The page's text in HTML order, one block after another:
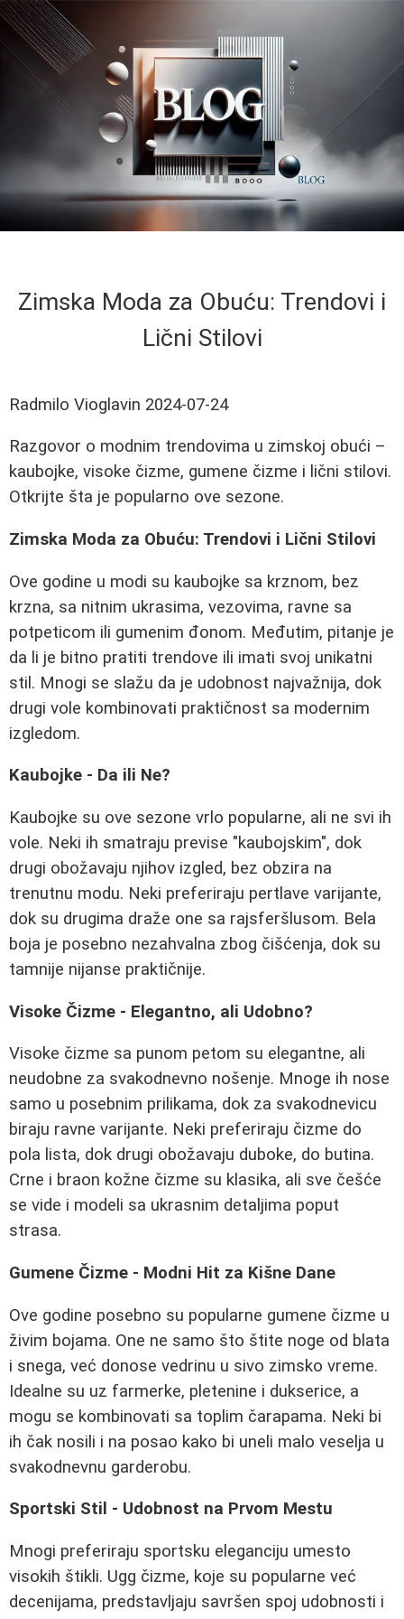
Zimska Moda za Obuću: Trendovi i
Lični Stilovi
Radmilo Vioglavin 2024-07-24
Razgovor o modnim trendovima u zimskoj obući –
kaubojke, visoke čizme, gumene čizme i lični stilovi.
Otkrijte šta je popularno ove sezone.
Zimska Moda za Obuću: Trendovi i Lični Stilovi
Ove godine u modi su kaubojke sa krznom, bez
krzna, sa nitnim ukrasima, vezovima, ravne sa
potpeticom ili gumenim đonom. Međutim, pitanje je
da li je bitno pratiti trendove ili imati svoj unikatni
stil. Mnogi se slažu da je udobnost najvažnija, dok
drugi vole kombinovati praktičnost sa modernim
izgledom.
Kaubojke - Da ili Ne?
Kaubojke su ove sezone vrlo popularne, ali ne svi ih
vole. Neki ih smatraju previse "kaubojskim", dok
drugi obožavaju njihov izgled, bez obzira na
trenutnu modu. Neki preferiraju pertlave varijante,
dok su drugima draže one sa rajsferšlusom. Bela
boja je posebno nezahvalna zbog čišćenja, dok su
tamnije nijanse praktičnije.
Visoke Čizme - Elegantno, ali Udobno?
Visoke čizme sa punom petom su elegantne, ali
neudobne za svakodnevno nošenje. Mnoge ih nose
samo u posebnim prilikama, dok za svakodnevicu
biraju ravne varijante. Neki preferiraju čizme do
pola lista, dok drugi obožavaju duboke, do butina.
Crne i braon kožne čizme su klasika, ali sve češće
se vide i modeli sa ukrasnim detaljima poput
strasa.
Gumene Čizme - Modni Hit za Kišne Dane
Ove godine posebno su popularne gumene čizme u
živim bojama. One ne samo što štite noge od blata
i snega, već donose vedrinu u sivo zimsko vreme.
Idealne su uz farmerke, pletenine i dukserice, a
mogu se kombinovati sa toplim čarapama. Neki bi
ih čak nosili i na posao kako bi uneli malo veselja u
svakodnevnu garderobu.
Sportski Stil - Udobnost na Prvom Mestu
Mnogi preferiraju sportsku eleganciju umesto
visokih štikli. Ugg čizme, koje su popularne već
decenijama, predstavljaju savršen spoj udobnosti i